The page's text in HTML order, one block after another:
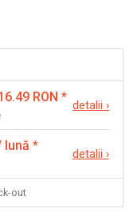
RON *
detalii ›
lună *
detalii ›
out